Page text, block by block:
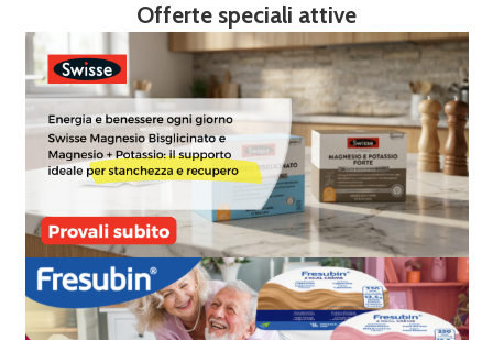
Offerte speciali attive